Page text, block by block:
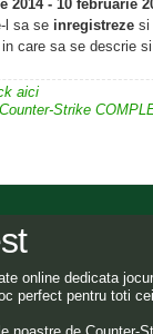
2014 - 10 februarie
l sa se inregistreze si
in care sa se descrie
aici
Strike
online dedicata
perfect pentru toti